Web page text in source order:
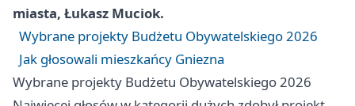
miasta, Łukasz Muciok.
Wybrane projekty Budżetu Obywatelskiego 2026
Jak głosowali mieszkańcy Gniezna
Wybrane projekty Budżetu Obywatelskiego 2026